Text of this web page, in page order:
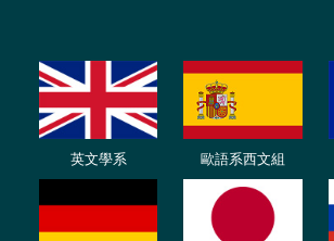
英文學系 歐語系西文組